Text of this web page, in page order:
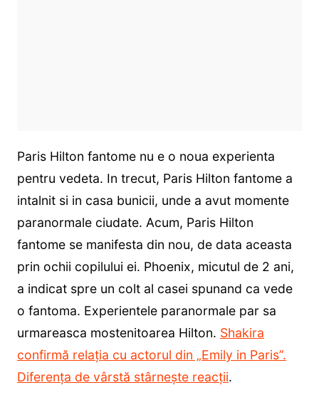
Paris Hilton fantome nu e o noua experienta
pentru vedeta. In trecut, Paris Hilton fantome a
intalnit si in casa bunicii, unde a avut momente
paranormale ciudate. Acum, Paris Hilton
fantome se manifesta din nou, de data aceasta
prin ochii copilului ei. Phoenix, micutul de 2 ani,
a indicat spre un colt al casei spunand ca vede
o fantoma. Experientele paranormale par sa
urmareasca mostenitoarea Hilton. Shakira
confirmă relația cu actorul din „Emily in Paris”.
Diferența de vârstă stârnește reacții.